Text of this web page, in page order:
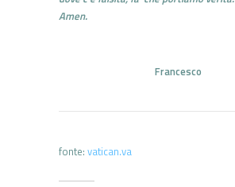
Amen.
Francesco
fonte: vatican.va